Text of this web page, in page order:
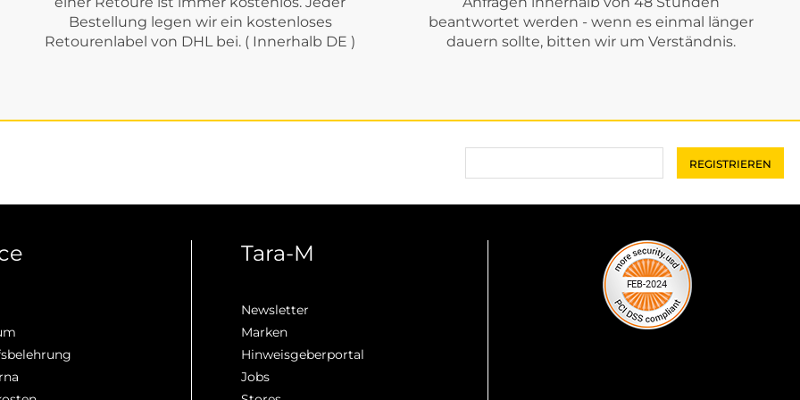
Bestellung legen wir ein kostenloses
Retourenlabel von DHL bei. ( Innerhalb DE )
beantwortet werden - wenn es einmal länger
dauern sollte, bitten wir um Verständnis.
Tara-M
Newsletter
Marken
Hinweisgeberportal
Jobs